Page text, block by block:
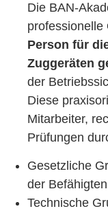
Die BAN-
professionelle
Person für
Zuggeräten
der
Diese
Mitarbeiter,
Prüfungen
Gesetzliche
der
Technische